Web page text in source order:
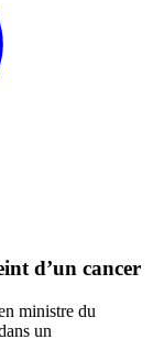
d’un cancer
ministre du
un